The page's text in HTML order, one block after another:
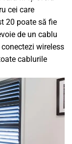
cei care
20 poate să fie
de un cablu
wireless
cablurile